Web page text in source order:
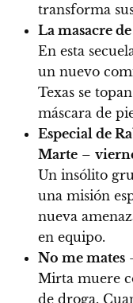
transforma
La masacre
En esta
un nuevo
Texas se
máscara de
Especial de
Marte –
Un insólito
una misión
nueva
en equipo.
No me mates
Mirta muere
de droga.